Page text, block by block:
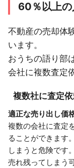
60％以上の
不動産の売却体
います。
おうちの語り部
会社に複数査定
複数社に査定
適正な売り出し価
複数の会社に査定
ることができます
しまうと危険です
売れ残ってしまう